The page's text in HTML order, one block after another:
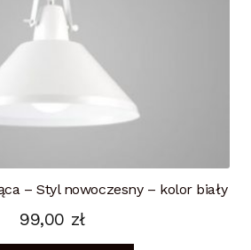
– Styl nowoczesny – kolor biały
99,00 zł